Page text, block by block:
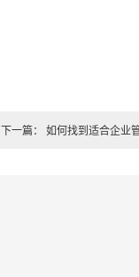
下一篇： 如何找到适合企业